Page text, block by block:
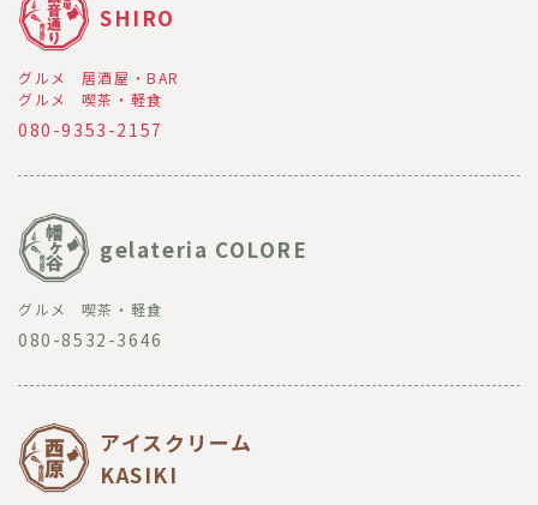
SHIRO
グルメ
居酒屋・BAR
グルメ
喫茶・軽食
080-9353-2157
gelateria COLORE
グルメ 喫茶・軽食
080-8532-3646
アイスクリーム
KASIKI